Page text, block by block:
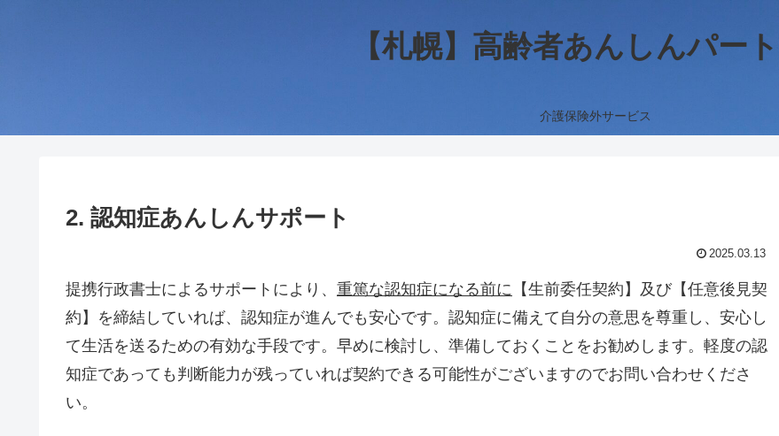
【札幌】高齢者あんしんパー
介護保険外サービス
2. 認知症あんしんサポート
2025.03.13
提携行政書士によるサポートにより、 重篤な認知症になる前に 【生前委任契約】及び【任意後見契
約】を締結していれば、認知症が進んでも安心です。認知症に備えて自分の意思を尊重し、安心し
て生活を送るための有効な手段です。早めに検討し、準備しておくことをお勧めします。軽度の認
知症であっても判断能力が残っていれば契約できる可能性がございますのでお問い合わせくださ
い。